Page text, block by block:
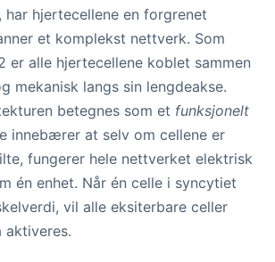
har hjertecellene en forgrenet
et komplekst nettverk. Som
er alle hjertecellene koblet sammen
mekanisk langs sin lengdeakse.
betegnes som et funksjonelt
innebærer at selv om cellene er
fungerer hele nettverket elektrisk
én enhet. Når én celle i syncytiet
vil alle eksiterbare celler
aktiveres.